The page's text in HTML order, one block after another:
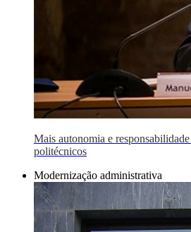
Mais autonomia e
politécnicos
Modernização administrativa